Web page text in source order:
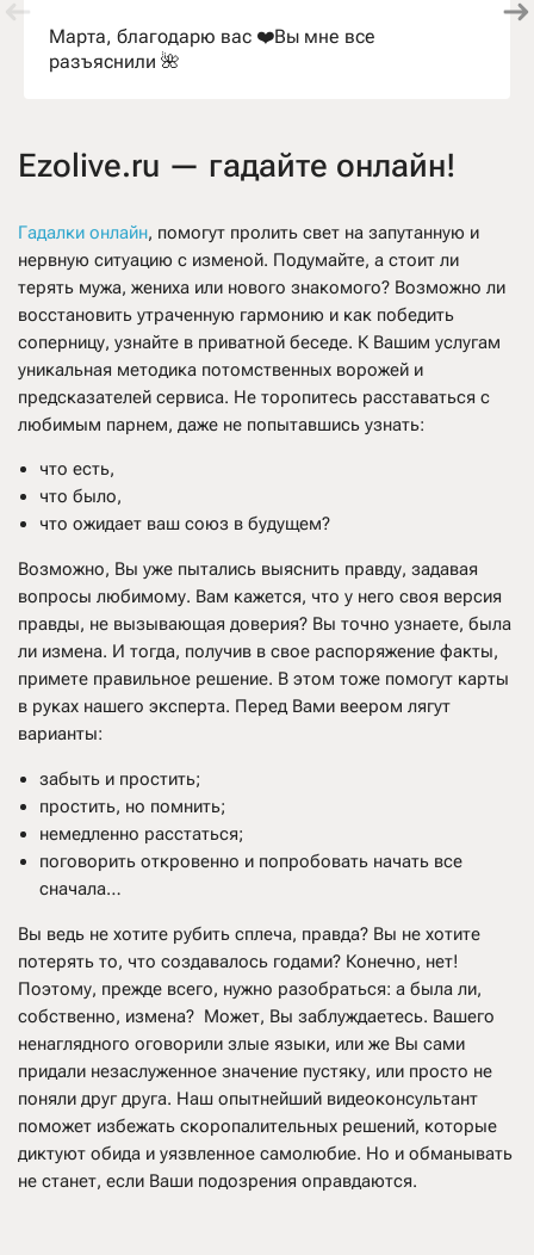
Марта, благодарю вас ❤️Вы мне все
разъяснили 🌺
Ezolive.ru — гадайте онлайн!
Гадалки онлайн, помогут пролить свет на запутанную и
нервную ситуацию с изменой. Подумайте, а стоит ли
терять мужа, жениха или нового знакомого? Возможно ли
восстановить утраченную гармонию и как победить
соперницу, узнайте в приватной беседе. К Вашим услугам
уникальная методика потомственных ворожей и
предсказателей сервиса. Не торопитесь расставаться с
любимым парнем, даже не попытавшись узнать:
что есть,
что было,
что ожидает ваш союз в будущем?
Возможно, Вы уже пытались выяснить правду, задавая
вопросы любимому. Вам кажется, что у него своя версия
правды, не вызывающая доверия? Вы точно узнаете, была
ли измена. И тогда, получив в свое распоряжение факты,
примете правильное решение. В этом тоже помогут карты
в руках нашего эксперта. Перед Вами веером лягут
варианты:
забыть и простить;
простить, но помнить;
немедленно расстаться;
поговорить откровенно и попробовать начать все
сначала…
Вы ведь не хотите рубить сплеча, правда? Вы не хотите
потерять то, что создавалось годами? Конечно, нет!
Поэтому, прежде всего, нужно разобраться: а была ли,
собственно, измена? Может, Вы заблуждаетесь. Вашего
ненаглядного оговорили злые языки, или же Вы сами
придали незаслуженное значение пустяку, или просто не
поняли друг друга. Наш опытнейший видеоконсультант
поможет избежать скоропалительных решений, которые
диктуют обида и уязвленное самолюбие. Но и обманывать
не станет, если Ваши подозрения оправдаются.